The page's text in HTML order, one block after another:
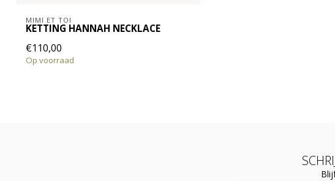
MIMI ET TOI
KETTING HANNAH NECKLACE
€110,00
Op voorraad